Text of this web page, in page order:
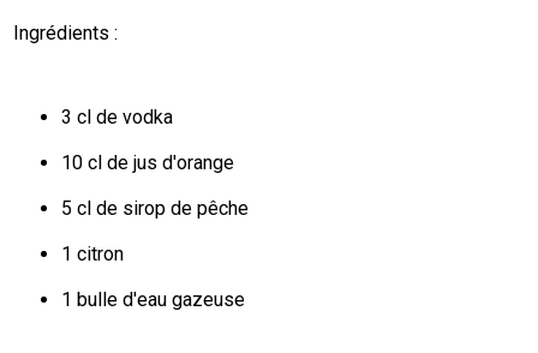
Ingrédients :
3 cl de vodka
10 cl de jus d'orange
5 cl de sirop de pêche
1 citron
1 bulle d'eau gazeuse